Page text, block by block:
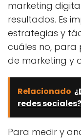
marketing
resultados. Es
estrategias y
cuáles no, para
de marketing y
Relacionado
redes
Para medir y